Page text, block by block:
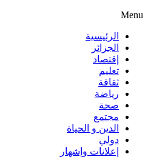
Menu
الرئيسية
الجزائر
إقتصاد
تعليم
ثقافة
رياضة
صحة
مجتمع
الدين و الحياة
دولي
إعلانات وإشهار